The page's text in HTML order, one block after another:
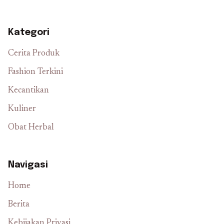
Kategori
Cerita Produk
Fashion Terkini
Kecantikan
Kuliner
Obat Herbal
Navigasi
Home
Berita